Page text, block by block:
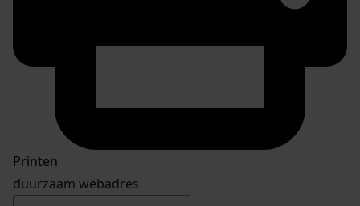
Doorsturen per email